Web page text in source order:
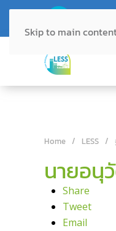
Skip to main
Home LESS
นายอ
Share
Tweet
Email